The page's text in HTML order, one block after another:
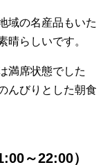
域の名産品もいた
晴らしいです。
満席状態でした
んびりとした朝食
～22:00）